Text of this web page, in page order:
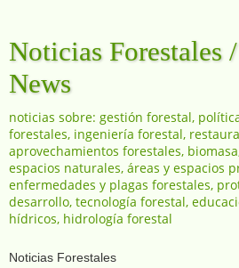
Noticias Forestales
News
noticias sobre: gestión forestal,
forestales, ingeniería forestal,
aprovechamientos forestales,
espacios naturales, áreas y espacios
enfermedades y plagas forestales,
desarrollo, tecnología forestal,
hídricos, hidrología forestal